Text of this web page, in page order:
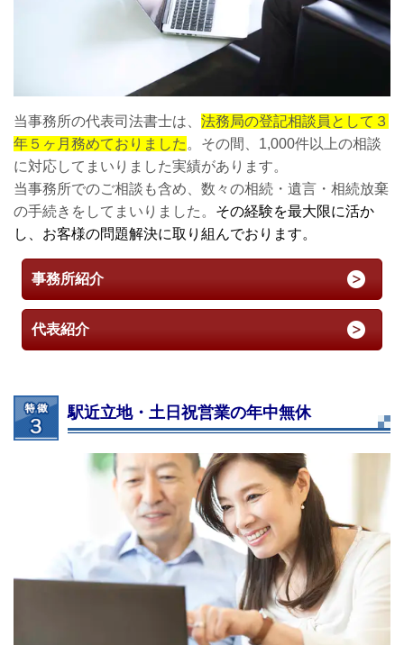
当事務所の代表司法書士は、 法務局の登記相談員として３
年５ヶ月務めておりました。その間、1,000件以上の相談
に対応してまいりました実績があります。
当事務所でのご相談も含め、数々の相続・遺言・相続放棄
の手続きをしてまいりました。 その経験を最大限に活か
し、お客様の問題解決に取り組んでおります。
事務所紹介
代表紹介
駅近立地・土日祝営業の年中無休